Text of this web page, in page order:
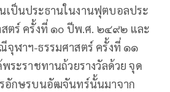
เป็นประธานในงานฟุตบอลประ
ตร์ ครั้งที่ ๑o ปีพ.ศ. ๒๔๙๒ และ
ฬาฯ-ธรรมศาสตร์ ครั้งที่ ๑๑
ะราชทานถ้วยรางวัลด้วย จุด
รอักษรบนอัฒจันทร์นั้นมาจาก